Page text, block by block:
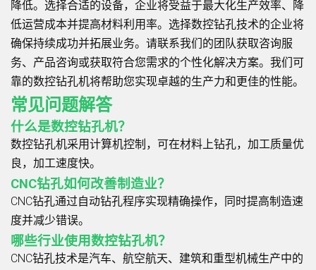
降低。选择合适的设备，企业将受益于最大化生产效率、降
低运营成本并提高材料利用率。选择数控钻孔技术的企业将
确保持续成功并拓展业务。请联系我们的团队获取咨询服
务、产品咨询或获取符合您需求的个性化解决方案。我们可
靠的数控钻孔机将帮助您实现卓越的生产力和更佳的性能。
常见问题解答
什么是数控钻孔机？
数控钻孔机采用计算机控制，可在材料上钻孔，加工质量优
良，加工速度快。
CNC钻孔如何改善制造业？
CNC钻孔通过自动钻孔程序实现精确操作，同时提高制造速
度并减少错误。
哪些行业使用数控钻孔机？
CNC钻孔技术是汽车、航空航天、建筑和重型机械生产中的